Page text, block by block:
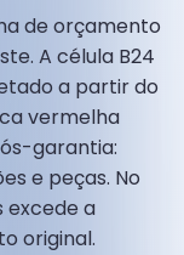
de orçamento
A célula B24
a partir do
vermelha
garantia:
e peças. No
excede a
original.